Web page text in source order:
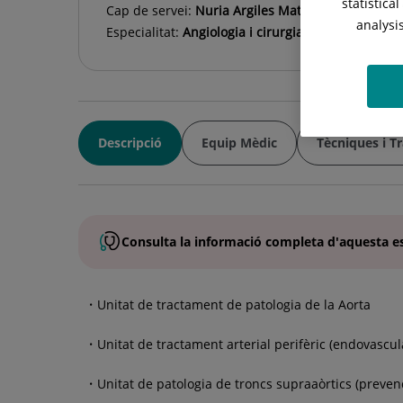
Cap de servei: Nuria Argiles Mattes
Especialitat: Angiologia i cirurgia vascular
Descripció Equip Mèdic Tècniques i
Consulta la informació completa d'aquesta
Unitat de tractament de patologia de la Aorta
Unitat de tractament arterial perifèric
Unitat de patologia de troncs supraaòrtics